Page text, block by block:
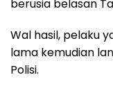
berusia belasan
Wal hasil, pelaku
lama kemudian
Polisi.